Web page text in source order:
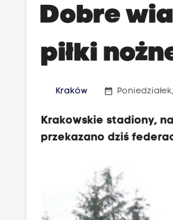
Dobre
piłki
Kraków date_range
Krakowskie stadiony,
przekazano dziś